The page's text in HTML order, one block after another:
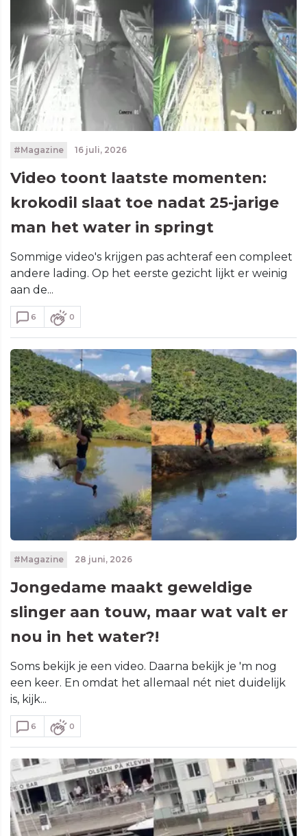
#Magazine 16 juli, 2026
Video toont laatste momenten:
krokodil slaat toe nadat 25-jarige
man het water in springt
Sommige video's krijgen pas achteraf een compleet
andere lading. Op het eerste gezicht lijkt er weinig
aan de...
6 0
#Magazine 28 juni, 2026
Jongedame maakt geweldige
slinger aan touw, maar wat valt er
nou in het water?!
Soms bekijk je een video. Daarna bekijk je 'm nog
een keer. En omdat het allemaal nét niet duidelijk
is, kijk...
6 0